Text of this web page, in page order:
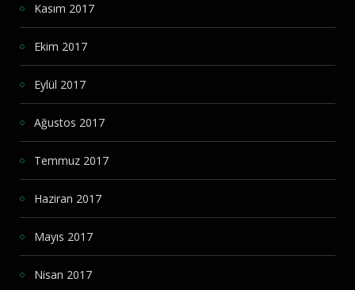
Kasım 2017
Ekim 2017
Eylül 2017
Ağustos 2017
Temmuz 2017
Haziran 2017
Mayıs 2017
Nisan 2017